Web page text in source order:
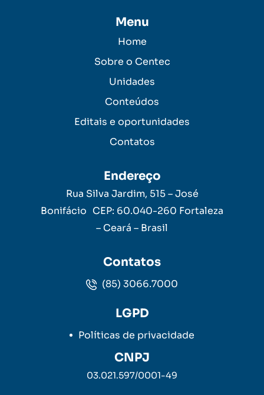
Menu
Home
Sobre o Centec
Unidades
Conteúdos
Editais e oportunidades
Contatos
Endereço
Rua Silva Jardim, 515 – José
Bonifácio CEP: 60.040-260 Fortaleza
– Ceará – Brasil
Contatos
(85) 3066.7000
LGPD
Políticas de privacidade
CNPJ
03.021.597/0001-49